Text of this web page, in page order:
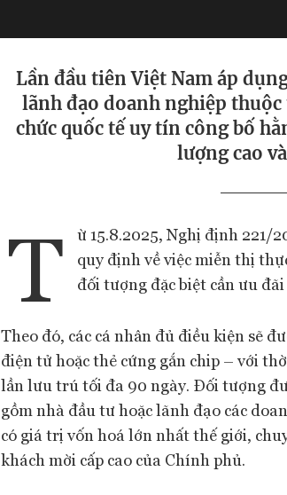
Lần đầu tiên Việt Nam áp
lãnh đạo doanh nghiệp thuộc
chức quốc tế uy tín công bố
lượng cao
T
ừ 15.8.2025, Nghị định 221/
quy định về việc miễn thị
đối tượng đặc biệt cần ưu
Theo đó, các cá nhân đủ điều kiện sẽ
điện tử hoặc thẻ cứng gắn chip – với
lần lưu trú tối đa 90 ngày. Đối tượng
gồm nhà đầu tư hoặc lãnh đạo các
có giá trị vốn hoá lớn nhất thế giới,
khách mời cấp cao của Chính phủ.